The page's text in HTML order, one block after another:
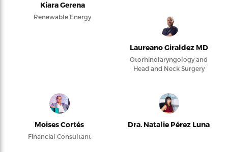
Kiara Gerena
Renewable Energy
Laureano Giraldez MD
Otorhinolaryngology and
Head and Neck Surgery
Moises Cortés
Financial Consultant
Dra. Natalie Pérez Luna